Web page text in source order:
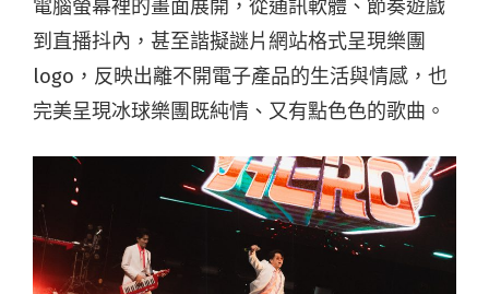
電腦螢幕裡的畫面展開，從通訊軟體、節奏遊戲
到直播抖內，甚至諧擬謎片網站格式呈現樂團
logo，反映出離不開電子產品的生活與情感，也
完美呈現冰球樂團既純情、又有點色色的歌曲。